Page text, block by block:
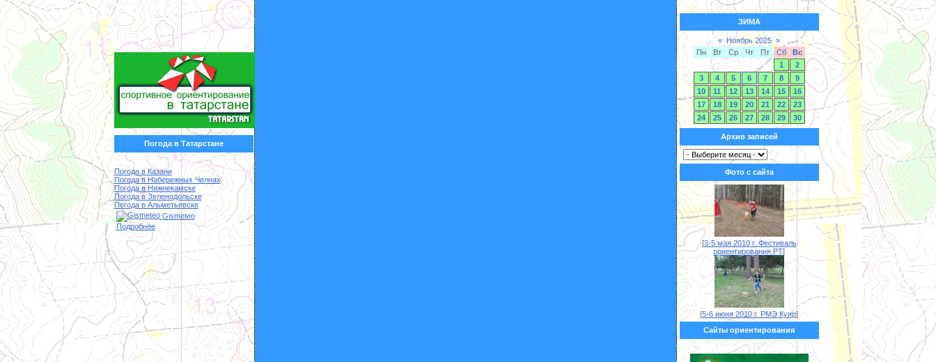
Погода в Татарстане
Погода в Казани
Погода в Набережных Челнах
Погода в Нижнекамске
Погода в Зеленодольске
Погода в Альметьевске
Gismeteo
Подробнее
ЗИМА
« Ноябрь 2025 »
Пн
Вт Ср Чт Пт Сб
Вс
1
2
3
4 5 6 7 8
9
10
11 12 13 14 15
16
17
18 19 20 21 22
23
24
25 26 27 28 29 30
Архив записей
Фото с сайта
[3-5 мая 2010 г. Фестиваль
ориентирования РТ]
[5-6 июня 2010 г. РМЭ Куяр]
Сайты ориентирования